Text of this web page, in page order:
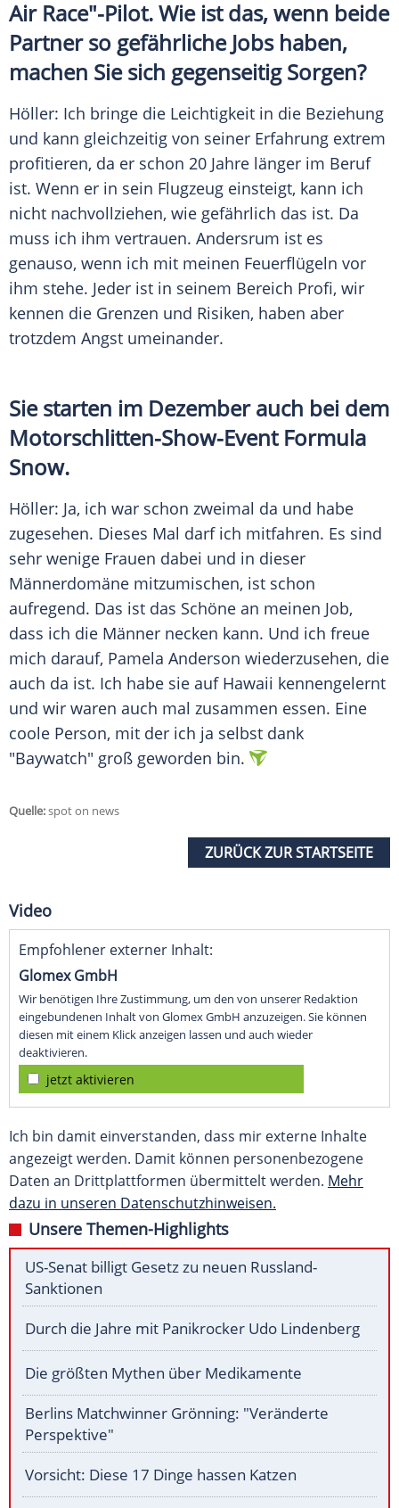
Air Race"-Pilot. Wie ist das, wenn beide
Partner so gefährliche Jobs haben,
machen Sie sich gegenseitig Sorgen?
Höller: Ich bringe die Leichtigkeit in die Beziehung
und kann gleichzeitig von seiner Erfahrung extrem
profitieren, da er schon 20 Jahre länger im Beruf
ist. Wenn er in sein Flugzeug einsteigt, kann ich
nicht nachvollziehen, wie gefährlich das ist. Da
muss ich ihm vertrauen. Andersrum ist es
genauso, wenn ich mit meinen Feuerflügeln vor
ihm stehe. Jeder ist in seinem Bereich Profi, wir
kennen die Grenzen und Risiken, haben aber
trotzdem Angst umeinander.
Sie starten im Dezember auch bei dem
Motorschlitten-Show-Event Formula
Snow.
Höller: Ja, ich war schon zweimal da und habe
zugesehen. Dieses Mal darf ich mitfahren. Es sind
sehr wenige Frauen dabei und in dieser
Männerdomäne mitzumischen, ist schon
aufregend. Das ist das Schöne an meinen Job,
dass ich die Männer necken kann. Und ich freue
mich darauf, Pamela Anderson wiederzusehen, die
auch da ist. Ich habe sie auf Hawaii kennengelernt
und wir waren auch mal zusammen essen. Eine
coole Person, mit der ich ja selbst dank
"Baywatch" groß geworden bin.
Quelle:spot on news
ZURÜCK ZUR STARTSEITE
Video
Empfohlener externer Inhalt:
Glomex GmbH
Wir benötigen Ihre Zustimmung, um den von unserer Redaktion
eingebundenen Inhalt von Glomex GmbH anzuzeigen. Sie können
diesen mit einem Klick anzeigen lassen und auch wieder
deaktivieren.
jetzt aktivieren
Ich bin damit einverstanden, dass mir externe Inhalte
angezeigt werden. Damit können personenbezogene
Daten an Drittplattformen übermittelt werden. Mehr
dazu in unseren Datenschutzhinweisen.
Unsere Themen-Highlights
US-Senat billigt Gesetz zu neuen Russland-
Sanktionen
Durch die Jahre mit Panikrocker Udo Lindenberg
Die größten Mythen über Medikamente
Berlins Matchwinner Grönning: "Veränderte
Perspektive"
Vorsicht: Diese 17 Dinge hassen Katzen